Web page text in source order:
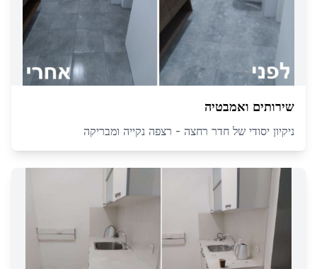
שירותים ואמבטיה
ניקיון יסודי של חדר רחצה - רצפה נקייה ומבריקה